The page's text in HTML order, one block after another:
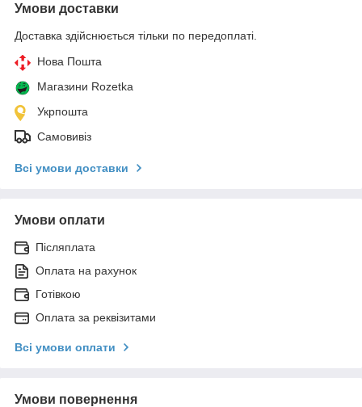
Умови доставки
Доставка здійснюється тільки по передоплаті.
Нова Пошта
Магазини Rozetka
Укрпошта
Самовивіз
Всі умови доставки
Умови оплати
Післяплата
Оплата на рахунок
Готівкою
Оплата за реквізитами
Всі умови оплати
Умови повернення